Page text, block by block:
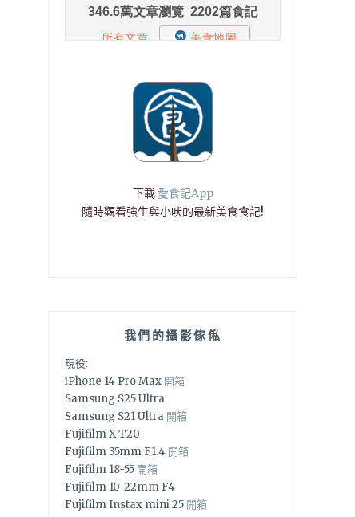
下載 愛食記App
隨時觀看強生與小吠的最新美食食記!
我們的攝影傢俬
現役:
iPhone 14 Pro Max 開箱
Samsung S25 Ultra
Samsung S21 Ultra 開箱
Fujifilm X-T20
Fujifilm 35mm F1.4 開箱
Fujifilm 18-55 開箱
Fujifilm 10-22mm F4
Fujifilm Instax mini 25 開箱